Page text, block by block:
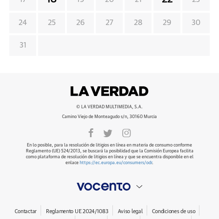
24 25 26 27 28 29 30
31
© LA VERDAD MULTIMEDIA, S.A.
Camino Viejo de Monteagudo s/n, 30160 Murcia
En lo posible, para la resolución de litigios en línea en materia de consumo conforme
Reglamento (UE) 524/2013, se buscará la posibilidad que la Comisión Europea facilita
como plataforma de resolución de litigios en línea y que se encuentra disponible en el
enlace https://ec.europa.eu/consumers/odr.
Contactar Reglamento UE 2024/1083 Aviso legal Condiciones de uso